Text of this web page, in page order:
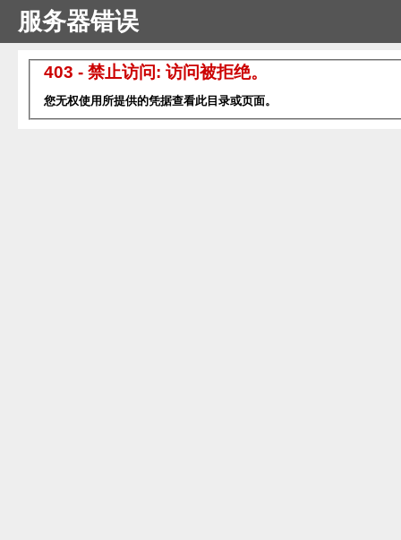
服务器错误
403 - 禁止访问: 访问被拒绝。
您无权使用所提供的凭据查看此目录或页面。